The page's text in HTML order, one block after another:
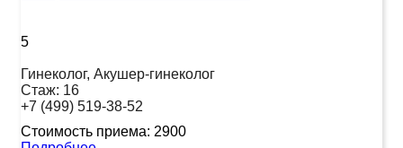
5
Гинеколог, Акушер-гинеколог
Стаж: 16
+7 (499) 519-38-52
Стоимость приема: 2900